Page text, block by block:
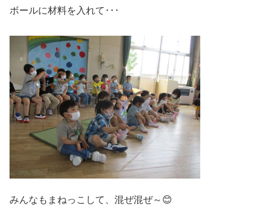
ボールに材料を入れて･･･
みんなもまねっこして、混ぜ混ぜ～😊